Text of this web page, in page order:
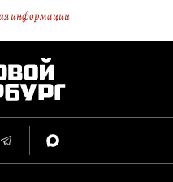
информации